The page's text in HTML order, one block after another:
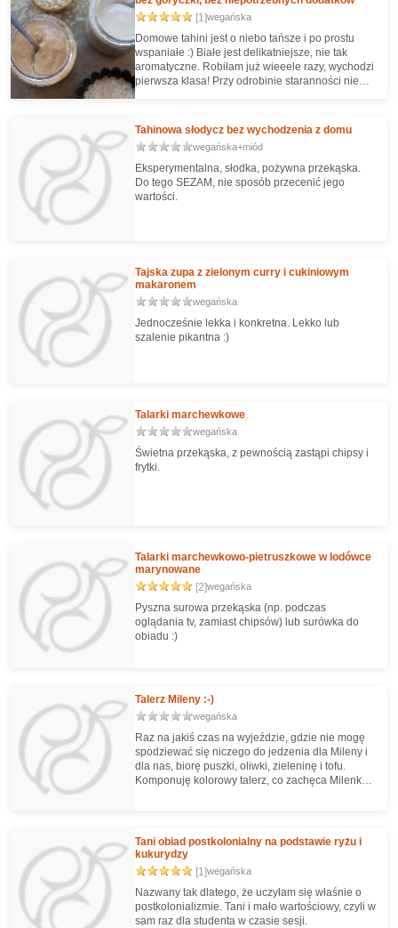
[1]wegańska
Domowe tahini jest o niebo tańsze i po prostu
wspaniałe :) Białe jest delikatniejsze, nie tak
aromatyczne. Robiłam już wieeele razy, wychodzi
pierwsza klasa! Przy odrobinie staranności nie
przypadku masła orzechowego nie dodajemy
żadnego oleju - bo po kiego! Wcale nie mieli się
łatwiej ani znacząco szybciej. Zysk czasowy jest
minimalny, a dodatkowe puste kalorie lecą. Więc
olewamy olej :)
Tahinowa słodycz bez wychodzenia z domu
wegańska+miód
Eksperymentalna, słodka, pożywna przekąska.
Do tego SEZAM, nie sposób przecenić jego
wartości.
Tajska zupa z zielonym curry i cukiniowym
makaronem
wegańska
Jednocześnie lekka i konkretna. Lekko lub
szalenie pikantna :)
Talarki marchewkowe
wegańska
Świetna przekąska, z pewnością zastąpi chipsy i
frytki.
Talarki marchewkowo-pietruszkowe w lodówce
marynowane
[2]wegańska
Pyszna surowa przekąska (np. podczas
oglądania tv, zamiast chipsów) lub surówka do
obiadu :)
Talerz Mileny :-)
wegańska
Raz na jakiś czas na wyjeździe, gdzie nie mogę
spodziewać się niczego do jedzenia dla Mileny i
dla nas, biorę puszki, oliwki, zieleninę i tofu.
Komponuję kolorowy talerz, co zachęca Milenkę
Tani obiad postkolonialny na podstawie ryżu i
kukurydzy
[1]wegańska
Nazwany tak dlatego, że uczyłam się właśnie o
postkolonializmie. Tani i mało wartościowy, czyli w
sam raz dla studenta w czasie sesji.